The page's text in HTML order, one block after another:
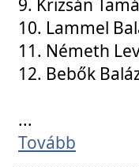
10. Lammel
11. Németh
12. Bebők
...
Tovább